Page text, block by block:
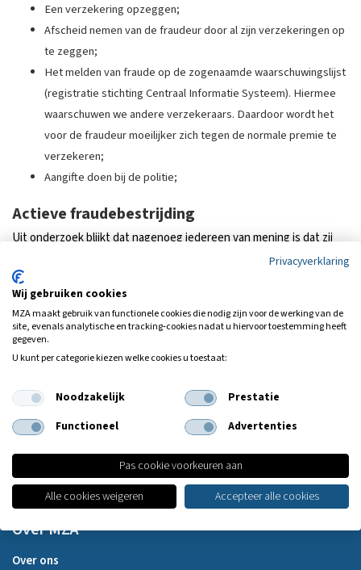
Een verzekering opzeggen;
Afscheid nemen van de fraudeur door al zijn verzekeringen op
te zeggen;
Het melden van fraude op de zogenaamde waarschuwingslijst
(registratie stichting Centraal Informatie Systeem). Hiermee
waarschuwen we andere verzekeraars. Daardoor wordt het
voor de fraudeur moeilijker zich tegen de normale premie te
verzekeren;
Aangifte doen bij de politie;
Actieve fraudebestrijding
Uit onderzoek blijkt dat nagenoeg iedereen van mening is dat zij
niet de dupe mogen worden van verzekeringsfraude. Via uw premie
betaalt u namelijk mee aan het frauduleuze gedrag van anderen.
Natuurlijk willen wij dit zo veel mogelijk voorkomen. Een belangrijke
reden voor ons om actief aan fraudebestrijding te doen.
Mochten wij de verdenking hebben van verzekeringsfraude, zullen
wij de klant per direct informeren en vragen om aanvullende
gegevens om deze verdenking uit te kunnen sluiten.
Indien er aanvullende bepalingen gelden voor het fraudebeleid,
vindt u deze bij de
Over MZA
Over ons
Privacyverklaring
Wij gebruiken cookies
MZA maakt gebruik van functionele cookies die nodig zijn voor de werking van de
site, evenals analytische en tracking‑cookies nadat u hiervoor toestemming heeft
gegeven.
U kunt per categorie kiezen welke cookies u toestaat:
Noodzakelijk
Prestatie
Functioneel
Advertenties
Pas cookie voorkeuren aan
Alle cookies weigeren
Accepteer alle cookies